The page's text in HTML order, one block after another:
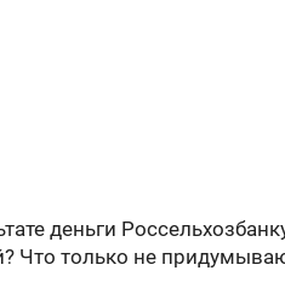
деньги
Что только не